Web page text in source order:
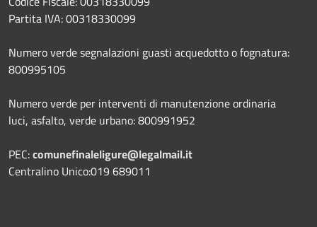
Partita IVA: 00318330099
Numero verde segnalazioni guasti acquedotto o fognatura:
800995105
Numero verde per interventi di manutenzione ordinaria
luci, asfalto, verde urbano: 800991952
PEC:comunefinaleligure@legalmail.it
Centralino Unico:019 689011